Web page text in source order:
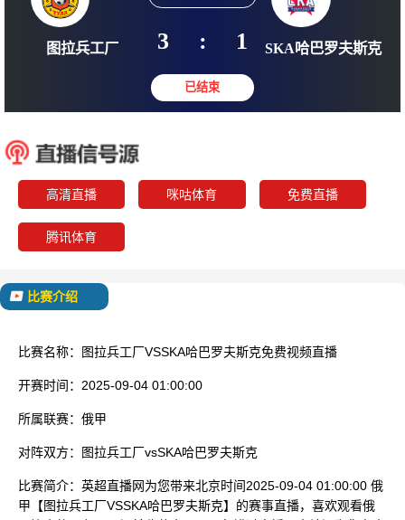
俄甲
2025-09-04 01:00:00
3 : 1
高清直播 咪咕体育 免费直播
腾讯体育
比赛介绍
比赛名称： 图拉兵工厂VSSKA哈巴罗夫斯克免费视频直播
开赛时间： 2025-09-04 01:00:00
所属联赛： 俄甲
对阵双方： 图拉兵工厂vsSKA哈巴罗夫斯克
比赛简介： 英超直播网为您带来北京时间2025-09-04 01:00:00 俄
甲【图拉兵工厂VSSKA哈巴罗夫斯克】的赛事直播，喜欢观看俄